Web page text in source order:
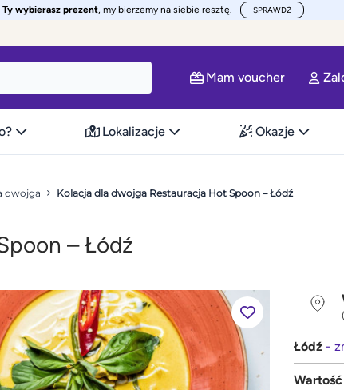
Ty wybierasz prezent, my bierzemy na siebie resztę. SPRAWDŹ
Mam voucher
Lokalizacje Okazje
dwojga Kolacja dla dwojga Restauracja Hot Spoon – Łódź
– Łódź
Łódź -